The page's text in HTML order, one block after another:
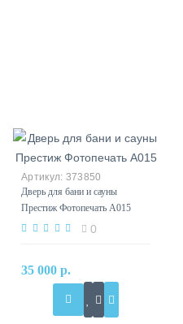
373850
Дверь для бани и сауны
Престиж Фотопечать А015
0
35 000 р.